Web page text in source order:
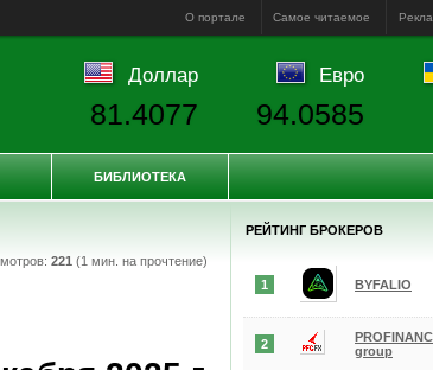
О портале Самое читаемое
221 (1 мин. на прочтение)
РЕЙТИНГ БРОКЕРОВ
1 BYFALIO
2
group
Доллар
81.4077
Евро
94.0585
БИБЛИОТЕКА